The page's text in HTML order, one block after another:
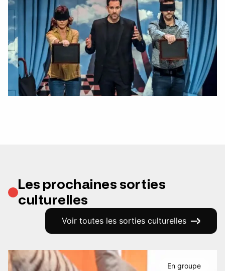
Les prochaines sorties
culturelles
Voir toutes les sorties culturelles
En groupe